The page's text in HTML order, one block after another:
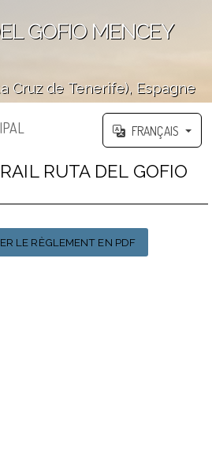
GOFIO MENCEY
Cruz de Tenerife), Espagne
FRANÇAIS
RUTA DEL GOFIO
LE RÈGLEMENT EN PDF